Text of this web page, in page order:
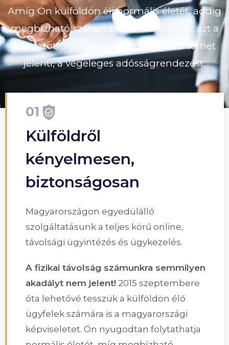
Amíg Ön külföldön éli normális életét, addig
megbízható szakembereink elvégezik azt a
feladatot, ami Önnek a legnagyobb terhet
jelenti, a végeleges adósságrendezést.
01
Külföldről
kényelmesen,
biztonságosan
Magyarországon egyedülálló
szolgáltatásunk a teljes körű online,
távolsági ügyintézés és ügykezelés.
A fizikai távolság számunkra semmilyen
akadályt nem jelent!2015 szeptembere
óta lehetővé tesszük a külföldön élő
ügyfelek számára is a magyarországi
képviseletet. Ön nyugodtan folytathatja